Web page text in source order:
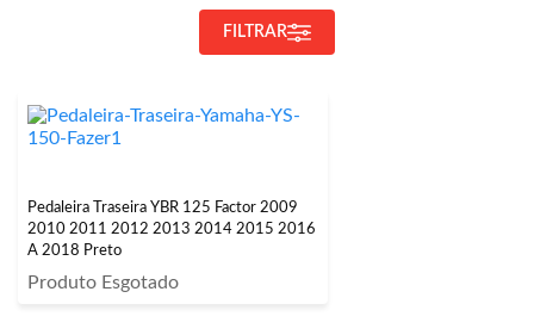
FILTRAR
Pedaleira Traseira YBR 125 Factor 2009
2010 2011 2012 2013 2014 2015 2016
A 2018 Preto
Produto Esgotado